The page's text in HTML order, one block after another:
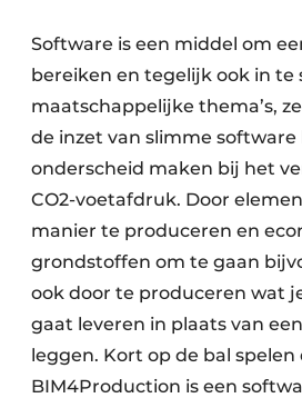
Software is een middel om
bereiken en tegelijk ook in te
maatschappelijke thema’s,
de inzet van slimme
onderscheid maken bij het
CO2-voetafdruk. Door
manier te produceren en
grondstoffen om te gaan
ook door te produceren wat
gaat leveren in plaats van
leggen. Kort op de bal spelen
BIM4Production is een